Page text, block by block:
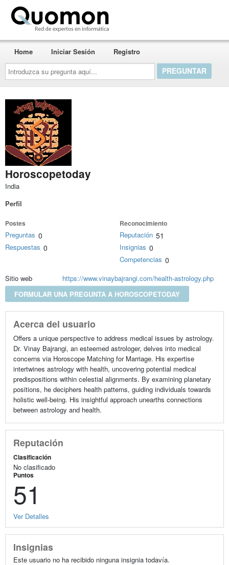
Introduzca
su
pregunta
aquí...
Home Iniciar Sesión Registro
Horoscopetoday
India
Perfil
Postes
Preguntas 0
Respuestas 0
Reconocimiento
Reputación 51
Insignias 0
Competencias 0
Sitio web
https://www.vinaybajrangi.com/health-astrology.php
FORMULAR UNA PREGUNTA A HOROSCOPETODAY
Acerca del usuario
Offers a unique perspective to address medical issues by astrology.
Dr. Vinay Bajrangi, an esteemed astrologer, delves into medical
concerns via Horoscope Matching for Marriage. His expertise
intertwines astrology with health, uncovering potential medical
predispositions within celestial alignments. By examining planetary
positions, he deciphers health patterns, guiding individuals towards
holistic well-being. His insightful approach unearths connections
between astrology and health.
Reputación
Clasificación
No clasificado
Puntos
51
Ver Detalles
Insignias
Este usuario no ha recibido ninguna insignia todavía.